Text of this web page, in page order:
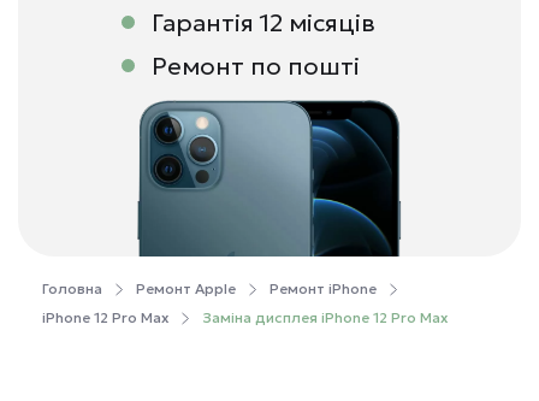
Гарантія 12 місяців
Ремонт по пошті
Головна Ремонт Apple
Ремонт iPhone
iPhone 12 Pro Max
Заміна дисплея iPhone 12 Pro Max